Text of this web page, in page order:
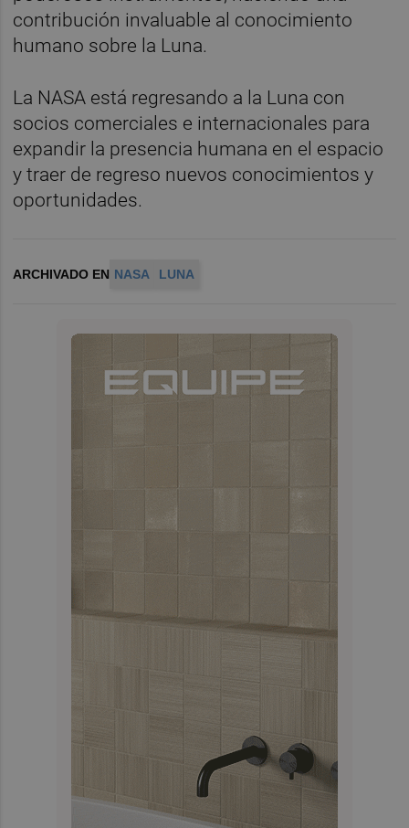
contribución invaluable al conocimiento
humano sobre la Luna.
La NASA está regresando a la Luna con
socios comerciales e internacionales para
expandir la presencia humana en el espacio
y traer de regreso nuevos conocimientos y
oportunidades.
ARCHIVADO EN NASA LUNA